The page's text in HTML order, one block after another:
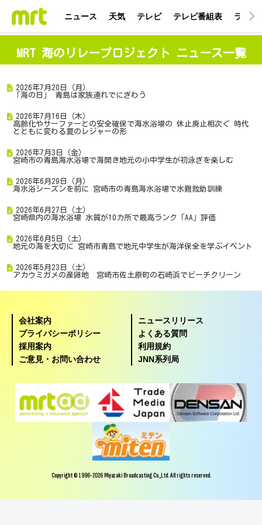
ニュース 天気 テレビ テレビ番組表 ラジオ
MRT 海のリレープロジェクト ニュース一覧
2026年7月20日（月）
「海の日」 青島は家族連れでにぎわう
2026年7月16日（木）
高齢化やサーファーとの安全確保で海水浴場の 休止廃止相次ぐ 時代
とともに変わる夏のレジャーの形
2026年7月3日（金）
宮崎市の青島海水浴場で海開き地元の小中学生が初泳ぎを楽しむ
2026年6月29日（月）
海水浴シーズンを前に 宮崎市の青島海水浴場で水難救助訓練
2026年6月27日（土）
宮崎県内の海水浴場 水質が10カ所で最高ランク「AA」評価
2026年6月5日（土）
地元の海を大切に 宮崎市青島で地元中学生が海洋保全を学ぶイベント
2026年5月23日（土）
アカウミガメの産卵地 宮崎市佐土原町の石崎浜でビーチクリーン
会社案内
ニュースリリース
プライバシーポリシー
よくある質問
採用案内
利用規約
ご意見・お問い合わせ
JNN系列局
Copyright © 1996-2026 Miyazaki Broadcasting Co.,Ltd. All rights reserved.